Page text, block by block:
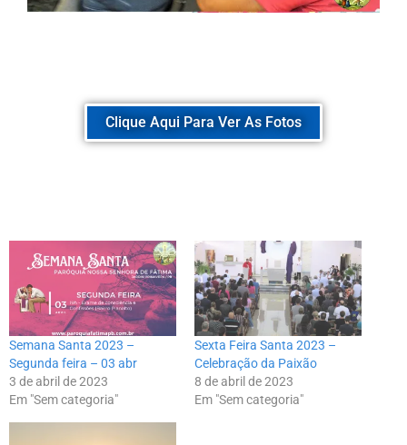
Clique Aqui Para Ver As Fotos
Semana Santa 2023 –
Segunda feira – 03 abr
3 de abril de 2023
Em "Sem categoria"
Sexta Feira Santa 2023 –
Celebração da Paixão
8 de abril de 2023
Em "Sem categoria"